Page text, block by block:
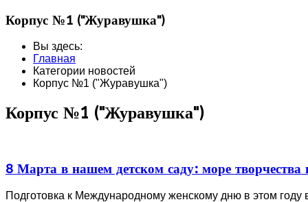
Корпус №1 ("Журавушка")
Вы здесь:
Главная
Категории новостей
Корпус №1 ("Журавушка")
Корпус №1 ("Журавушка")
8 Марта в нашем детском саду: море
Подготовка к Международному женскому дню в этом